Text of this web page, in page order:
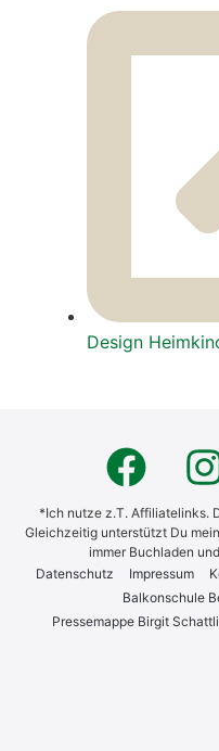
Design
*Ich nutze z.T. Affiliatelinks.
Gleichzeitig unterstützt Du
immer Buchladen
Daten­schutz
Impres­sum
Bal­kon­schu­le
Pres­se­map­pe Bir­git